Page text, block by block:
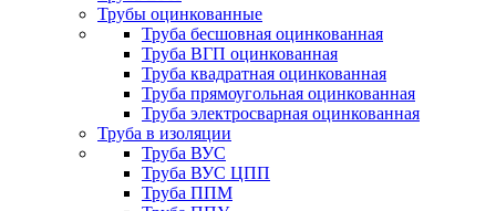
Трубы оцинкованные
Труба бесшовная оцинкованная
Труба ВГП оцинкованная
Труба квадратная оцинкованная
Труба прямоугольная оцинкованная
Труба электросварная оцинкованная
Труба в изоляции
Труба ВУС
Труба ВУС ЦПП
Труба ППМ